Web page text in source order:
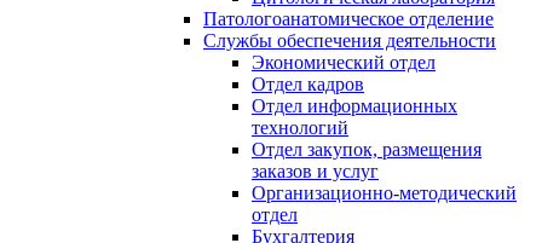
Патологоанатомическое отделение
Службы обеспечения деятельности
Экономический отдел
Отдел кадров
Отдел информационных
технологий
Отдел закупок, размещения
заказов и услуг
Организационно-методический
отдел
Бухгалтерия